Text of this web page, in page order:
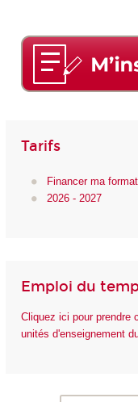
Tarifs
Financer ma
2026 - 2027
Emploi du
Cliquez ici pour prendre
unités d'enseignement